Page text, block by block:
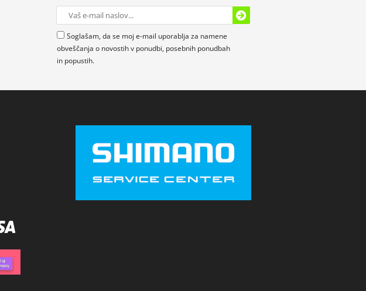
Soglašam, da se moj e-mail uporablja za namene
obveščanja o novostih v ponudbi, posebnih ponudbah
in popustih.